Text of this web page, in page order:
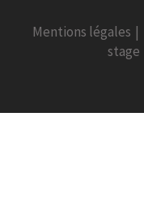
Mentions légales |
stage